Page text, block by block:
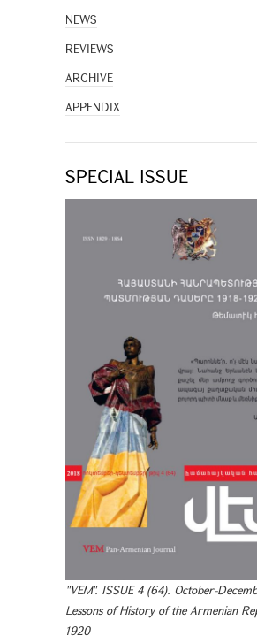
NEWS
REVIEWS
ARCHIVE
APPENDIX
SPECIAL ISSUE
"VEM". ISSUE 4 (64). October-
Lessons of History of the Armenian
1920